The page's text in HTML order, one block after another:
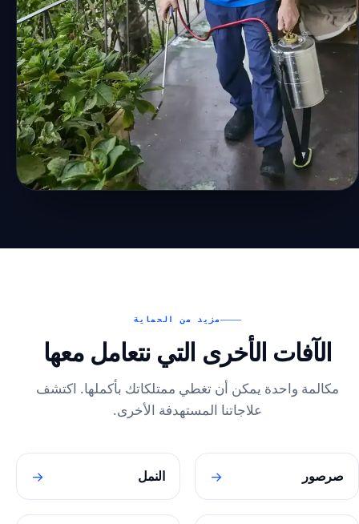
مزيد من الحماية
الآفات الأخرى التي نتعامل معها
مكالمة واحدة يمكن أن تغطي ممتلكاتك بأكملها. اكتشف
علاجاتنا المستهدفة الأخرى.
صرصور → النمل →